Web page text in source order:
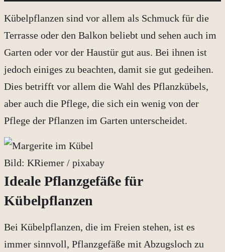
Kübelpflanzen sind vor allem als Schmuck für die
Terrasse oder den Balkon beliebt und sehen auch im
Garten oder vor der Haustür gut aus. Bei ihnen ist
jedoch einiges zu beachten, damit sie gut gedeihen.
Dies betrifft vor allem die Wahl des Pflanzkübels,
aber auch die Pflege, die sich ein wenig von der
Pflege der Pflanzen im Garten unterscheidet.
Bild: KRiemer / pixabay
Ideale Pflanzgefäße für
Kübelpflanzen
Bei Kübelpflanzen, die im Freien stehen, ist es
immer sinnvoll, Pflanzgefäße mit Abzugsloch zu